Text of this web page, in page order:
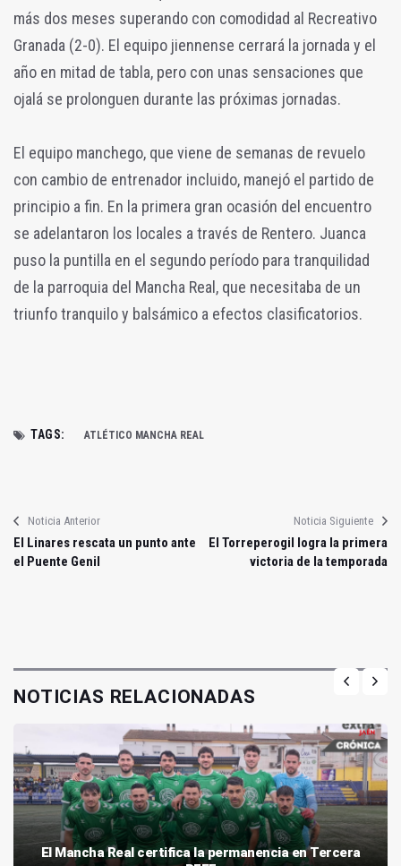
más dos meses superando con comodidad al Recreativo
Granada (2-0). El equipo jiennense cerrará la jornada y el
año en mitad de tabla, pero con unas sensaciones que
ojalá se prolonguen durante las próximas jornadas.
El equipo manchego, que viene de semanas de revuelo
con cambio de entrenador incluido, manejó el partido de
principio a fin. En la primera gran ocasión del encuentro
se adelantaron los locales a través de Rentero. Juanca
puso la puntilla en el segundo período para tranquilidad
de la parroquia del Mancha Real, que necesitaba de un
triunfo tranquilo y balsámico a efectos clasificatorios.
TAGS: ATLÉTICO MANCHA REAL
Noticia Anterior
El Linares rescata un punto ante
el Puente Genil
Noticia Siguiente
El Torreperogil logra la primera
victoria de la temporada
NOTICIAS RELACIONADAS
El Mancha Real certifica la permanencia en Tercera